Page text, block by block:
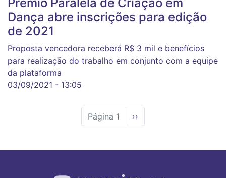
Dança abre inscrições para edição
de 2021
Proposta vencedora receberá R$ 3 mil e benefícios
para realização do trabalho em conjunto com a equipe
da plataforma
03/09/2021 - 13:05
Página 1
Próxima
página
››